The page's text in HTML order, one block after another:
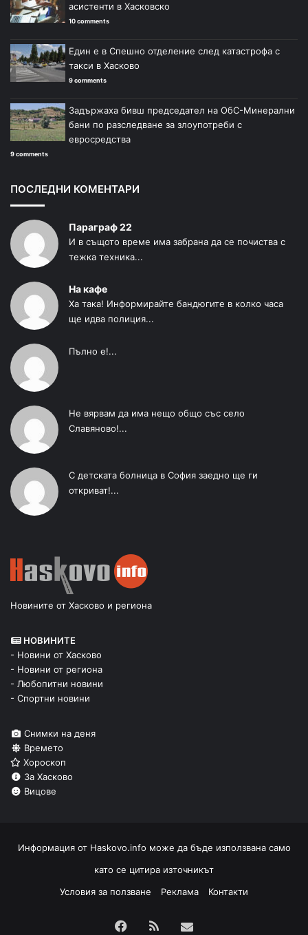
асистенти в Хасковско
10 comments
Един е в Спешно отделение след катастрофа с
такси в Хасково
9 comments
Задържаха бивш председател на ОбС-Минерални
бани по разследване за злоупотреби с
евросредства
9 comments
ПОСЛЕДНИ КОМЕНТАРИ
Параграф 22
И в същото време има забрана да се почиства с
тежка техника...
На кафе
Ха така! Информирайте бандюгите в колко часа
ще идва полиция...
Пълно е!...
Не вярвам да има нещо общо със село
Славяново!...
С детската болница в София заедно ще ги
откриват!...
Новините от Хасково и региона
НОВИНИТЕ
- Новини от Хасково
- Новини от региона
- Любопитни новини
- Спортни новини
Снимки на деня
Времето
Хороскоп
За Хасково
Вицове
Информация от Haskovo.info може да бъде използвана само
като се цитира източникът
Условия за ползване
Реклама Контакти
Facebook
RSS